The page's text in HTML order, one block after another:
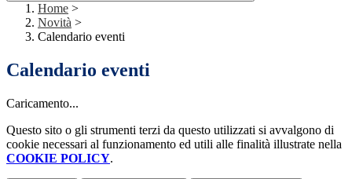
Home >
Novità >
Calendario eventi
Calendario eventi
Caricamento...
Questo sito o gli strumenti terzi da questo utilizzati si avvalgono di
cookie necessari al funzionamento ed utili alle finalità illustrate nella
COOKIE POLICY.